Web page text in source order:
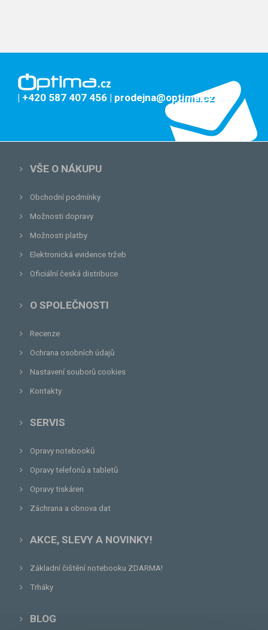
| +420 587 407 456 | prodejna@optima.cz
VŠE O NÁKUPU
Obchodní podmínky
Možnosti dopravy
Možnosti platby
Elektronická evidence tržeb
Oficiální česká distribuce
O SPOLEČNOSTI
Recenze
Ochrana osobních údajů
Nastavení souborů cookies
Kontakty
SERVIS
Opravy notebooků
Opravy telefonů a tabletů
Opravy tiskáren
Záchrana a obnova dat
AKCE, SLEVY A NOVINKY!
Základní čištění notebooku ZDARMA!
Trháky
BLOG